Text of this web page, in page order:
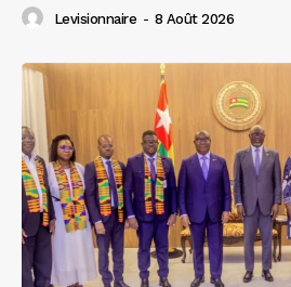
Levisionnaire - 8 Août 2026